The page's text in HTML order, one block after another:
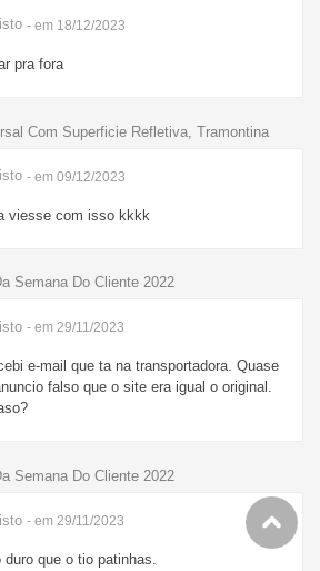
- em 18/12/2023
pra fora
Com Superficie Refletiva, Tramontina
- em 09/12/2023
viesse com isso kkkk
Semana Do Cliente 2022
- em 29/11/2023
e-mail que ta na transportadora. Quase
falso que o site era igual o original.
Semana Do Cliente 2022
- em 29/11/2023
que o tio patinhas.